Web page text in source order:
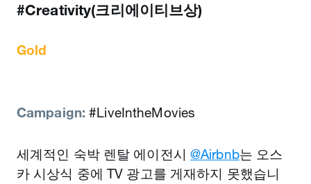
#Creativity(크리에이티브상)
Gold
Campaign:#LiveIntheMovies
세계적인 숙박 렌탈 에이전시 @Airbnb는 오스
카 시상식 중에 TV 광고를 게재하지 못했습니